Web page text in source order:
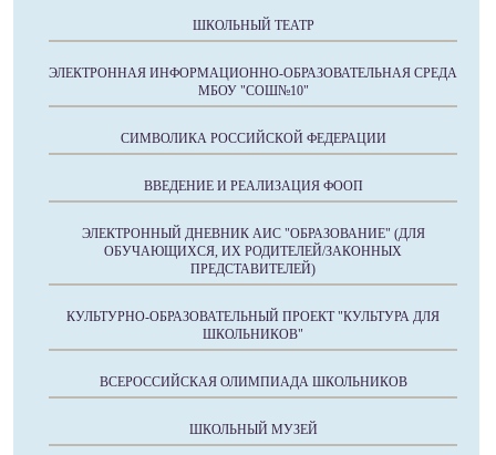
ШКОЛЬНЫЙ ТЕАТР
ЭЛЕКТРОННАЯ ИНФОРМАЦИОННО-ОБРАЗОВАТЕЛЬНАЯ СРЕДА
МБОУ "СОШ№10"
СИМВОЛИКА РОССИЙСКОЙ ФЕДЕРАЦИИ
ВВЕДЕНИЕ И РЕАЛИЗАЦИЯ ФООП
ЭЛЕКТРОННЫЙ ДНЕВНИК АИС "ОБРАЗОВАНИЕ" (ДЛЯ
ОБУЧАЮЩИХСЯ, ИХ РОДИТЕЛЕЙ/ЗАКОННЫХ
ПРЕДСТАВИТЕЛЕЙ)
КУЛЬТУРНО-ОБРАЗОВАТЕЛЬНЫЙ ПРОЕКТ "КУЛЬТУРА ДЛЯ
ШКОЛЬНИКОВ"
ВСЕРОССИЙСКАЯ ОЛИМПИАДА ШКОЛЬНИКОВ
ШКОЛЬНЫЙ МУЗЕЙ